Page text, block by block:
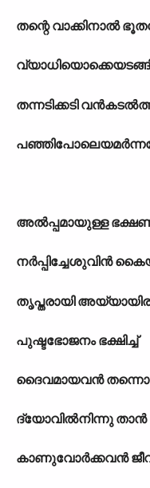
തന്റെ വാക്കിനാൽ
തന്നടിക്കടി
അൽപ്പമായുള്ള
നർപ്പിച്ചേശുവിൻ
തൃപ്തരായി
പുഷ്ടഭോജനം ഭക്ഷിച്ച്
ദൈവമായവൻ
ദ്യോവിൽനിന്നു താൻ
കാണുവോർക്കവൻ